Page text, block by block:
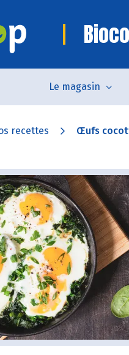
Le magasin
recettes Œufs